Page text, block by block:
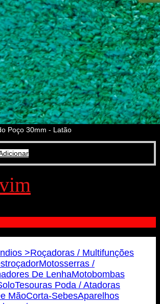
Poço 30mm - Latão
>Roçadoras / Multifunções
Motosserras /
De LenhaMotobombas
Tesouras Poda / Atadoras
MãoCorta-SebesAparelhos